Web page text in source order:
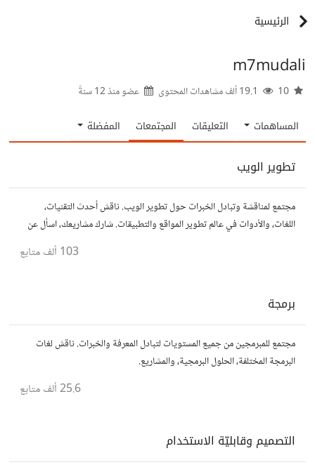
الرئيسية
m7mudali
عضو منذ12 سنةً
المساهمات التعليقات المجتمعات المفضلة
تطوير الويب
مجتمع لمناقشة وتبادل الخبرات حول تطوير الويب. ناقش أحدث التقنيات،
اللغات، والأدوات في عالم تطوير المواقع والتطبيقات. شارك مشاريعك، اسأل عن
103 ألف متابع
برمجة
مجتمع للمبرمجين من جميع المستويات لتبادل المعرفة والخبرات. ناقش لغات
البرمجة المختلفة، الحلول البرمجية، والمشاريع.
25.6 ألف متابع
التصميم وقابليّة الاستخدام